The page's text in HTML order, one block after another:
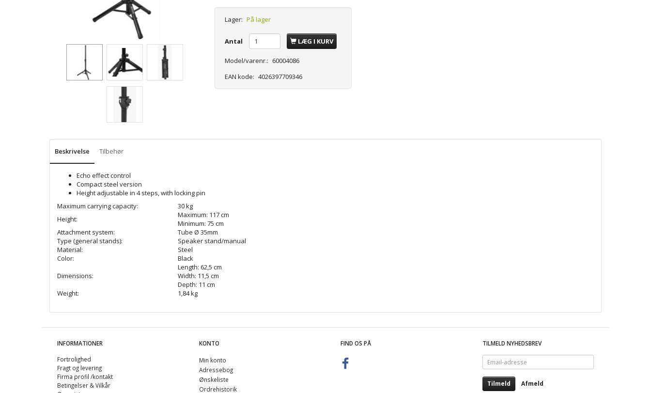
Lager: På lager
Antal LÆG I KURV
Model/varenr.: 60004086
EAN kode: 4026397709346
Beskrivelse Tilbehør
Echo effect control
Compact steel version
Height adjustable in 4 steps, with locking pin
Maximum carrying capacity:
30 kg
Height:
Maximum: 117 cm
Minimum: 75 cm
Attachment system:
Tube Ø 35mm
Type (general stands):
Speaker stand/manual
Material:
Steel
Color:
Black
Dimensions:
Length: 62,5 cm
Width: 11,5 cm
Depth: 11 cm
Weight:
1,84 kg
INFORMATIONER
Fortrolighed
Fragt og levering
Firma profil /kontakt
Betingelser & Vilkår
KONTO
Min konto
Adressebog
Ønskeliste
Ordrehistorik
FIND OS PÅ
TILMELD NYHEDSBREV
Email-
adresse
Tilmeld Afmeld